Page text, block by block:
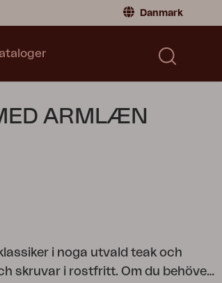
Danmark
Sverige | Sweden
ARMLÆN
i noga utvald teak och
skruvar i rostfritt. Om du behöver